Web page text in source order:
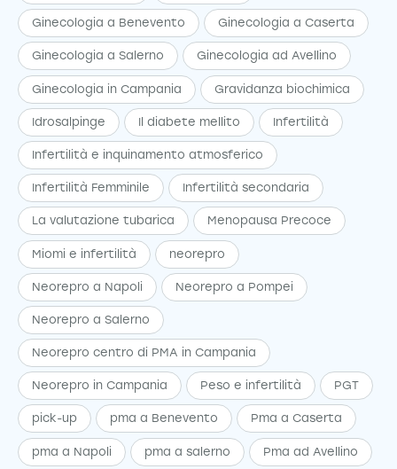
Ginecologia a Benevento Ginecologia a Caserta
Ginecologia a Salerno Ginecologia ad Avellino
Ginecologia in Campania Gravidanza biochimica
Idrosalpinge Il diabete mellito Infertilità
Infertilità e inquinamento atmosferico
Infertilità Femminile Infertilità secondaria
La valutazione tubarica Menopausa Precoce
Miomi e infertilità neorepro
Neorepro a Napoli Neorepro a Pompei
Neorepro a Salerno
Neorepro centro di PMA in Campania
Neorepro in Campania Peso e infertilità PGT
pick-up pma a Benevento Pma a Caserta
pma a Napoli pma a salerno Pma ad Avellino